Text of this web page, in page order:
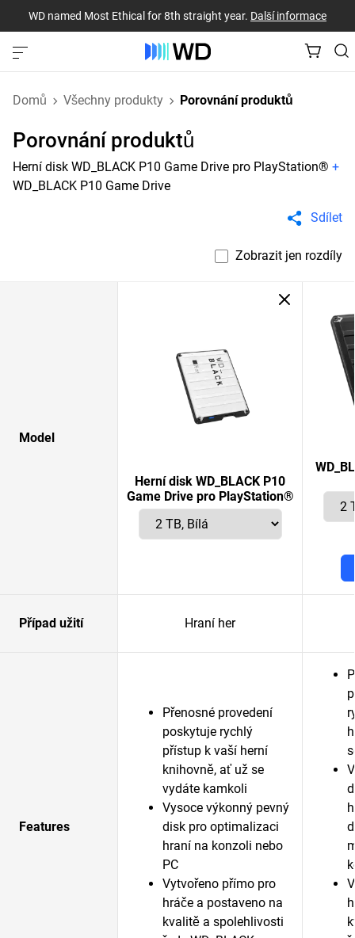
WD named Most Ethical for 8th straight year. Další informace
Domů Všechny produkty Porovnání produktů
Porovnání produktů
Herní disk WD_BLACK P10 Game Drive pro PlayStation® +
WD_BLACK P10 Game Drive
Sdílet
Zobrazit jen rozdíly
Model
Herní disk WD_BLACK P10
Game Drive pro PlayStation®
Případ užití Hraní her
Features
Přenosné provedení
poskytuje rychlý
přístup k vaší herní
knihovně, ať už se
vydáte kamkoli
Vysoce výkonný pevný
disk pro optimalizaci
hraní na konzoli nebo
PC
Vytvořeno přímo pro
hráče a postaveno na
kvalitě a spolehlivosti